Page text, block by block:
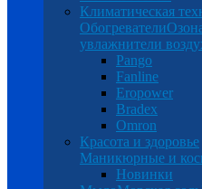
Климатическая
Обогреватели
увлажнители
Pango
Fanline
Eropower
Bradex
Omron
Красота и здоровье
Маникюрные и
Новинки